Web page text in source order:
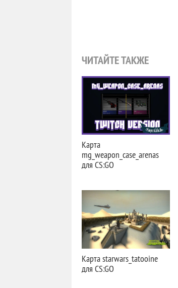
ЧИТАЙТЕ ТАКЖЕ
Карта
mg_weapon_case_arenas
для CS:GO
Карта starwars_tatooine
для CS:GO